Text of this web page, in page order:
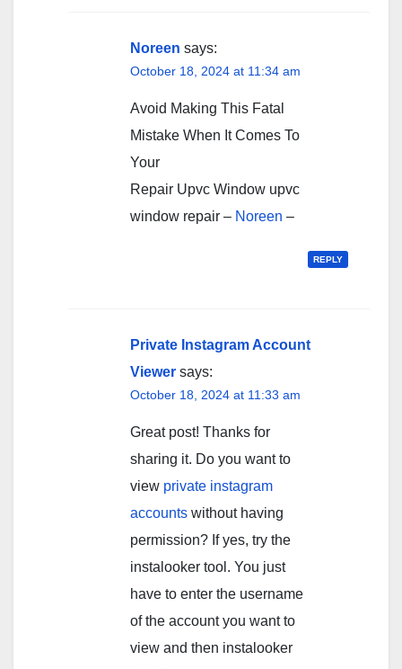
Noreen says:
October 18, 2024 at 11:34 am
Avoid Making This Fatal
Mistake When It Comes To
Your
Repair Upvc Window upvc
window repair – Noreen –
REPLY
Private Instagram Account
Viewer says:
October 18, 2024 at 11:33 am
Great post! Thanks for
sharing it. Do you want to
view private instagram
accounts without having
permission? If yes, try the
instalooker tool. You just
have to enter the username
of the account you want to
view and then instalooker